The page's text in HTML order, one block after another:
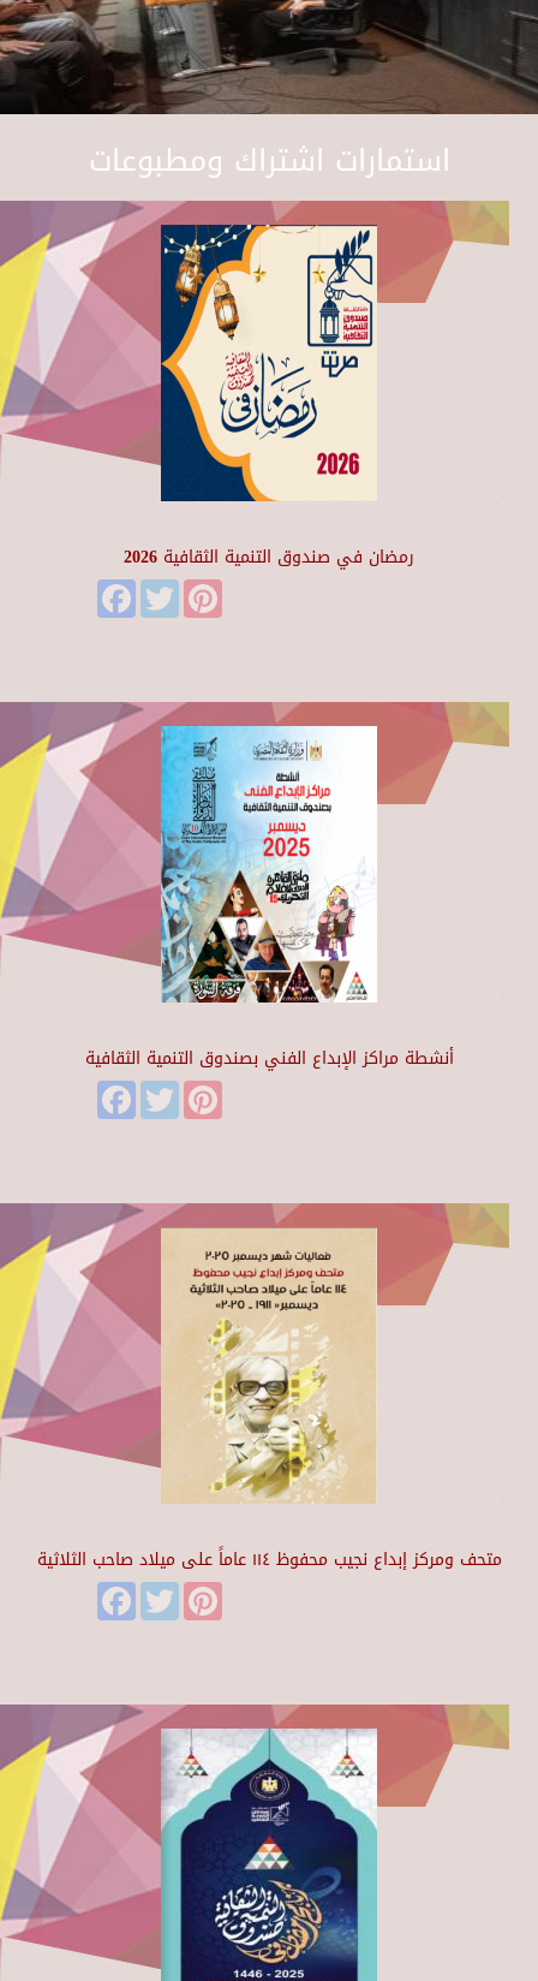
استمارات اشتراك ومطبوعات
رمضان في صندوق التنمية الثقافية 2026
FacebookTwitter
أنشطة مراكز الإبداع الفني بصندوق التنمية الثقافية
FacebookTwitter
متحف ومركز إبداع نجيب محفوظ ١١٤ عاماً على ميلاد صاحب الثلاثية
FacebookTwitter